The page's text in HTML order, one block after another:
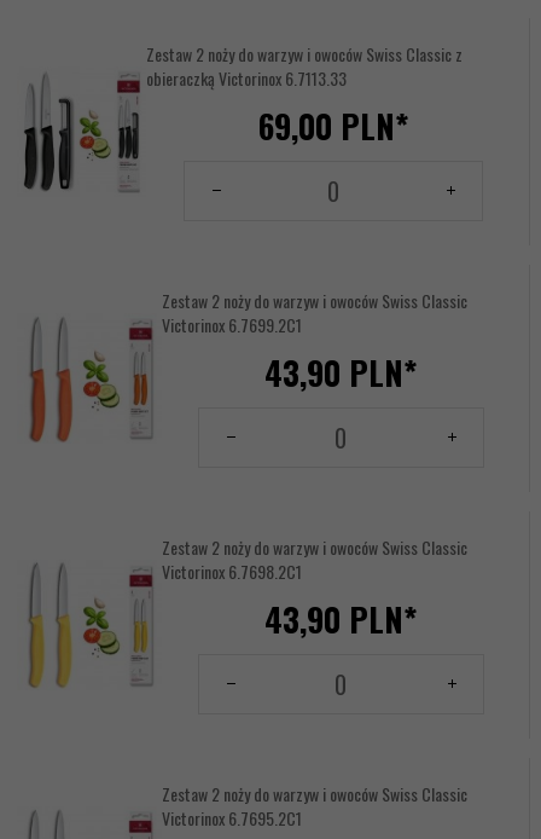
Zestaw 2 noży do warzyw i owoców Swiss Classic z
obieraczką Victorinox 6.7113.33
69,00 PLN*
Zestaw 2 noży do warzyw i owoców Swiss Classic
Victorinox 6.7699.2C1
43,90 PLN*
Zestaw 2 noży do warzyw i owoców Swiss Classic
Victorinox 6.7698.2C1
43,90 PLN*
Zestaw 2 noży do warzyw i owoców Swiss Classic
Victorinox 6.7695.2C1